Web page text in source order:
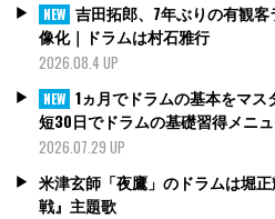
NEW 吉田拓郎、7年ぶりの有観
像化｜ドラムは村石雅行
2026.08.4 UP
NEW 1ヵ月でドラムの基本をマ
短30日でドラムの基礎習得メニ
2026.07.29 UP
米津玄師「夜鷹」のドラムは堀
戦』主題歌